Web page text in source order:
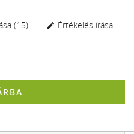
(15) Értékelés írása